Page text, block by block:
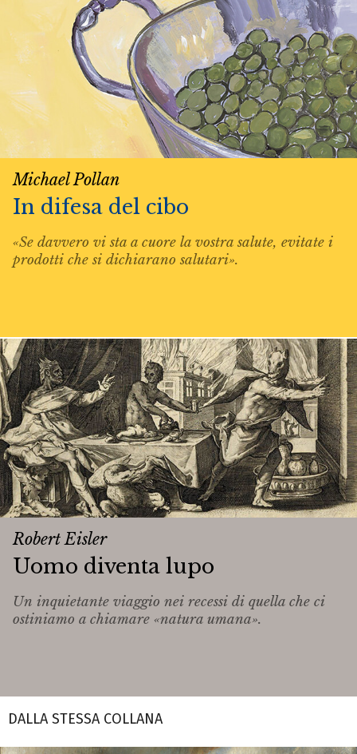
Michael Pollan
In difesa del cibo
«Se davvero vi sta a cuore la vostra salute, evitate i
prodotti che si dichiarano salutari».
Robert Eisler
Uomo diventa lupo
Un inquietante viaggio nei recessi di quella che ci
ostiniamo a chiamare «natura umana».
DALLA STESSA COLLANA